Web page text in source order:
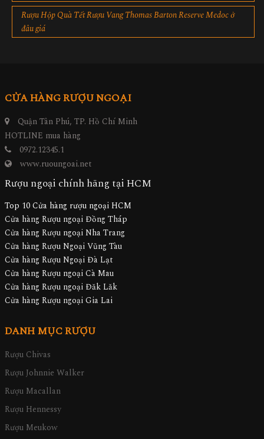
Rượu Hộp Quà Tết Rượu Vang Thomas Barton Reserve Medoc ở
đâu giá
CỬA HÀNG RƯỢU NGOẠI
Quận Tân Phú, TP. Hồ Chí Minh
HOTLINE mua hàng
0972.12345.1
www.ruoungoai.net
Rượu ngoại chính hãng tại HCM
Top 10 Cửa hàng rượu ngoại HCM
Cửa hàng Rượu ngoại Đồng Tháp
Cửa hàng Rượu ngoại Nha Trang
Cửa hàng Rượu Ngoại Vũng Tàu
Cửa hàng Rượu Ngoại Đà Lạt
Cửa hàng Rượu ngoại Cà Mau
Cửa hàng Rượu ngoại Đăk Lăk
Cửa hàng Rượu ngoại Gia Lai
DANH MỤC RƯỢU
Rượu Chivas
Rượu Johnnie Walker
Rượu Macallan
Rượu Hennessy
Rượu Meukow